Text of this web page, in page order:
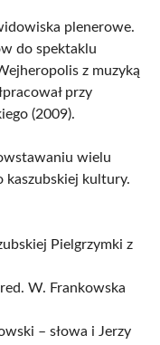
plenerowe.
do spektaklu
z muzyką
przy
(2009).
wielu
kultury.
Pielgrzymki z
W. Frankowska
– słowa i Jerzy